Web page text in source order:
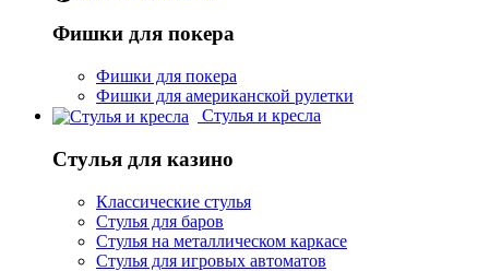
Фишки для покера
Фишки для покера
Фишки для американской рулетки
Стулья и кресла
Стулья для казино
Классические стулья
Стулья для баров
Стулья на металлическом каркасе
Стулья для игровых автоматов